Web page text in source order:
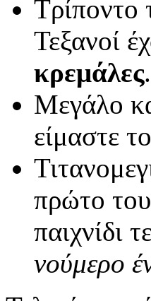
Τρίποντο
Τεξανοί
κρεμάλες.
Μεγάλο
είμαστε
πρώτο
παιχνίδι
νούμερο